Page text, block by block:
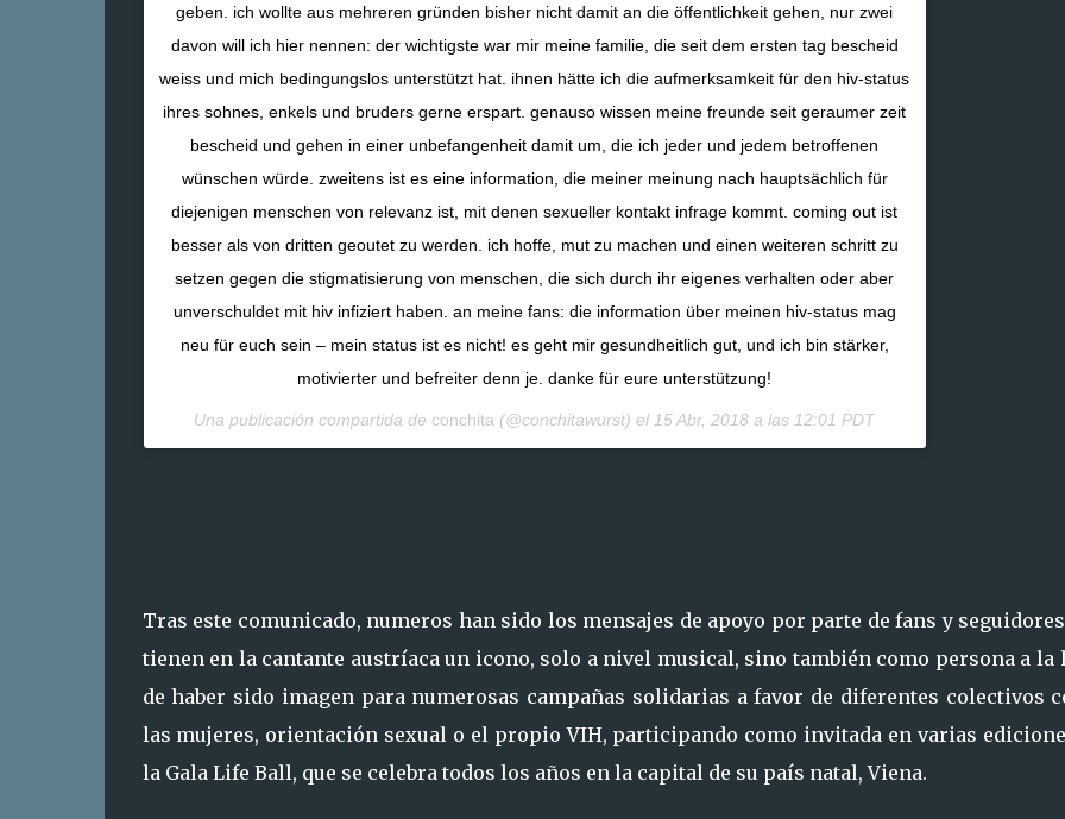
geben. ich wollte aus mehreren gründen bisher nicht damit an die öffentlichkeit gehen, nur zwei
davon will ich hier nennen: der wichtigste war mir meine familie, die seit dem ersten tag bescheid
weiss und mich bedingungslos unterstützt hat. ihnen hätte ich die aufmerksamkeit für den hiv-status
ihres sohnes, enkels und bruders gerne erspart. genauso wissen meine freunde seit geraumer zeit
bescheid und gehen in einer unbefangenheit damit um, die ich jeder und jedem betroffenen
wünschen würde. zweitens ist es eine information, die meiner meinung nach hauptsächlich für
diejenigen menschen von relevanz ist, mit denen sexueller kontakt infrage kommt. coming out ist
besser als von dritten geoutet zu werden. ich hoffe, mut zu machen und einen weiteren schritt zu
setzen gegen die stigmatisierung von menschen, die sich durch ihr eigenes verhalten oder aber
unverschuldet mit hiv infiziert haben. an meine fans: die information über meinen hiv-status mag
neu für euch sein – mein status ist es nicht! es geht mir gesundheitlich gut, und ich bin stärker,
motivierter und befreiter denn je. danke für eure unterstützung!
Una publicación compartida de conchita (@conchitawurst) el 15 Abr, 2018 a las 12:01 PDT
Tras este comunicado, numeros han sido los mensajes de apoyo por parte de fans y
tienen en la cantante austríaca un icono, solo a nivel musical, sino también como persona a la
de haber sido imagen para numerosas campañas solidarias a favor de diferentes colectivos
las mujeres, orientación sexual o el propio VIH, participando como invitada en varias
la Gala Life Ball, que se celebra todos los años en la capital de su país natal, Viena.